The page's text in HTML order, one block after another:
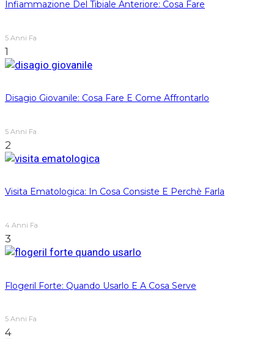
Infiammazione Del Tibiale Anteriore: Cosa Fare
5 Anni Fa
1
Disagio Giovanile: Cosa Fare E Come Affrontarlo
5 Anni Fa
2
Visita Ematologica: In Cosa Consiste E Perchè Farla
4 Anni Fa
3
Flogeril Forte: Quando Usarlo E A Cosa Serve
5 Anni Fa
4